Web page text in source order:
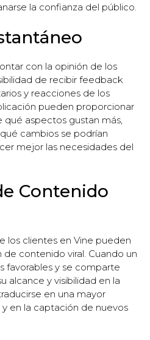
la confianza del público.
con la opinión de los
de recibir feedback
y reacciones de los
pueden proporcionar
qué aspectos gustan más,
cambios se podrían
mejor las necesidades del
Contenido
los clientes en Vine pueden
contenido viral. Cuando un
favorables y se comparte
alcance y visibilidad en la
en una mayor
en la captación de nuevos